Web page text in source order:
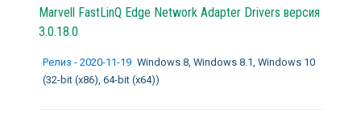
Marvell FastLinQ Edge Network Adapter Drivers версия
3.0.18.0
Релиз - 2020-11-19 Windows 8, Windows 8.1, Windows 10
(32-bit (x86), 64-bit (x64))